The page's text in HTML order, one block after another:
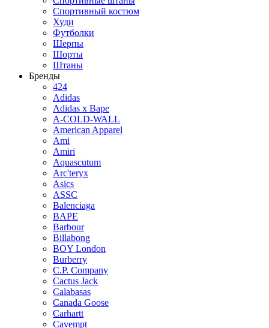
Спортивный костюм
Худи
Футболки
Шерпы
Шорты
Штаны
Бренды
424
Adidas
Adidas x Bape
A-COLD-WALL
American Apparel
Ami
Amiri
Aquascutum
Arc'teryx
Asics
ASSC
Balenciaga
BAPE
Barbour
Billabong
BOY London
Burberry
C.P. Company
Cactus Jack
Calabasas
Canada Goose
Carhartt
Cavempt